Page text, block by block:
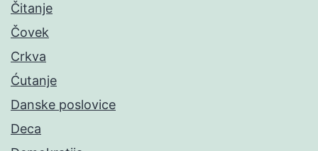
Čitanje
Čovek
Crkva
Ćutanje
Danske poslovice
Deca